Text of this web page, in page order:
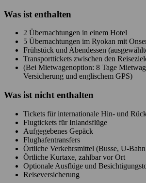
Was ist enthalten
2 Übernachtungen in einem Hotel
5 Übernachtungen im Ryokan mit
Frühstück und Abendessen
Transporttickets zwischen den
(Bei Mietwagenoption: 8 Tage
Versicherung und englischem GPS)
Was ist nicht enthalten
Tickets für internationale Hin- und
Flugtickets für Inlandsflüge
Aufgegebenes Gepäck
Flughafentransfers
Örtliche Verkehrsmittel (Busse, U-
Örtliche Kurtaxe, zahlbar vor Ort
Optionale Ausflüge und
Reiseversicherung